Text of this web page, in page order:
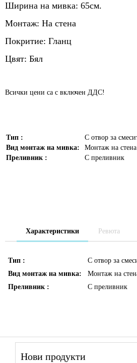
Ширина на мивка: 65см.
Монтаж: На стена
Покритие: Гланц
Цвят: Бял
Всички цени са с включен ДДС!
Тип :
С отвор за
Вид монтаж на мивка:
Монтаж на стена
Преливник :
С преливник
Характеристики Ревюта
Тип :
С отвор за
Вид монтаж на мивка:
Монтаж на
Преливник :
С преливник
Нови продукти